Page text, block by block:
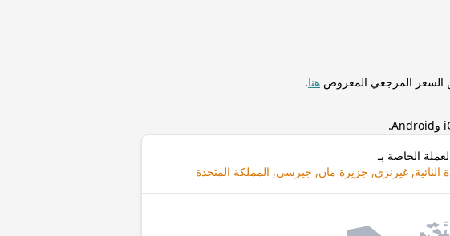
السعر المرجعي المعروض هنا.
الخاصة بـ
النائية, غيرنزي, جزيرة مان, جيرسي, المملكة المتحدة